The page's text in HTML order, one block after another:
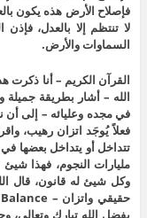
فإصلاح الأرض هذه يكون
لا تنتظم إلا بالعدل، فإذن
السماوات والأرض.
القرآن الكريم – أنا ذكرت
الله – أشار بطريقة جميلة
في مجده وعليائه – إلى أن
فعلاً يُوجَد اتزان رهيب،
تتداخل أو يتداخل بعضها
مليارات النجوم، فهذا
وكل شيئ له قانون، قال
بفضل الله تبارك وتعالى،